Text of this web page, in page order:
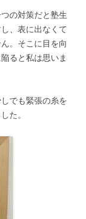
の対策だと塾生
、表に出なくて
。そこに目を向
ると私は思いま
でも緊張の糸を
た。